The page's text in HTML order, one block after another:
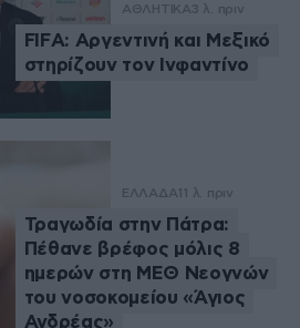
ΑΘΛΗΤΙΚΑ3 λ. πριν
FIFA: Αργεντινή και Μεξικό
στηρίζουν τον Ινφαντίνο
ΕΛΛΑΔΑ 11 λ. πριν
Τραγωδία στην Πάτρα:
Πέθανε βρέφος μόλις 8
ημερών στη ΜΕΘ Νεογνών
του νοσοκομείου «Άγιος
Ανδρέας»